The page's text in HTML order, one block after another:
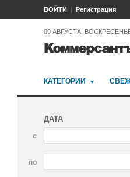
ВОЙТИ Регистрация
09 АВГУСТА,
КАТЕГОРИИ
ДАТА
с
по